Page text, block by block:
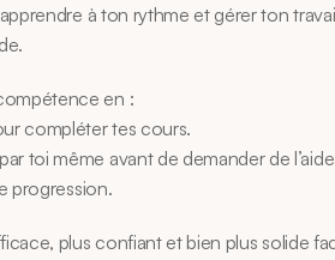
à ton rythme et gérer ton
en :
compléter tes cours.
toi même avant de demander de
progression.
plus confiant et bien plus solide